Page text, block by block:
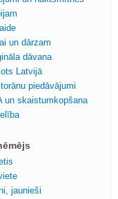
un dārzam
dāvana
Latvijā
piedāvājumi
un skaistumkopšana
jaunieši